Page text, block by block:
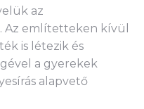
az
Az említetteken kívül
is létezik és
a gyerekek
alapvető